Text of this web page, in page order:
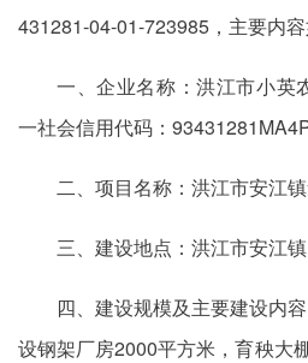
431281-04-01-723985，主要内容
一、企业名称：洪江市小英
一社会信用代码：
二、项目名称：洪江市安江镇
三、建设地点：洪江市安江镇
四、建设规模及主要建设内
设钢架厂房2000平方米，育秧大